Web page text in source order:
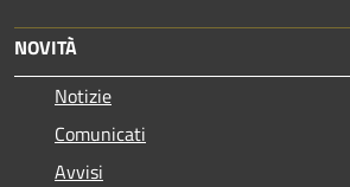
NOVITÀ
Notizie
Comunicati
Avvisi